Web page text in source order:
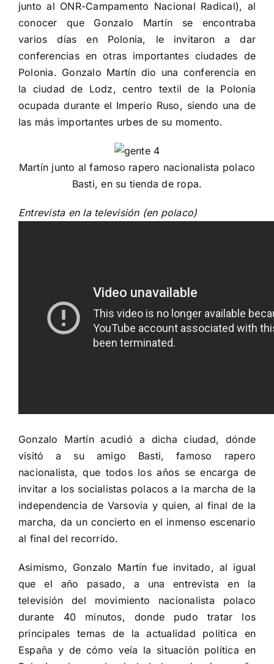
junto al ONR-Campamento Nacional Radical), al
conocer que Gonzalo Martín se encontraba
varios días en Polonia, le invitaron a dar
conferencias en otras importantes ciudades de
Polonia. Gonzalo Martín dio una conferencia en
la ciudad de Lodz, centro textil de la Polonia
ocupada durante el Imperio Ruso, siendo una de
las más importantes urbes de su momento.
Martín junto al famoso rapero nacionalista polaco
Basti, en su tienda de ropa.
Entrevista en la televisión (en polaco)
Gonzalo Martín acudió a dicha ciudad, dónde
visitó a su amigo Basti, famoso rapero
nacionalista, que todos los años se encarga de
invitar a los socialistas polacos a la marcha de la
independencia de Varsovia y quien, al final de la
marcha, da un concierto en el inmenso escenario
al final del recorrido.
Asimismo, Gonzalo Martín fue invitado, al igual
que el año pasado, a una entrevista en la
televisión del movimiento nacionalista polaco
durante 40 minutos, donde pudo tratar los
principales temas de la actualidad política en
España y de cómo veía la situación política en